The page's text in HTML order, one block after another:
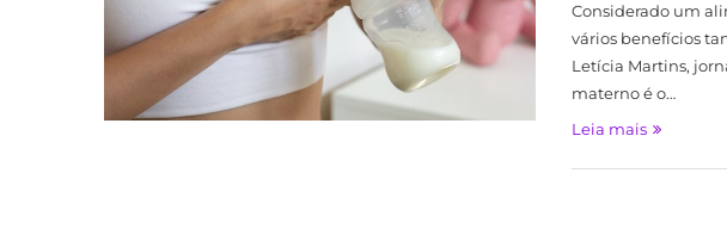
Considerado um
vários benefícios
Letícia Martins,
materno é o…
Leia mais